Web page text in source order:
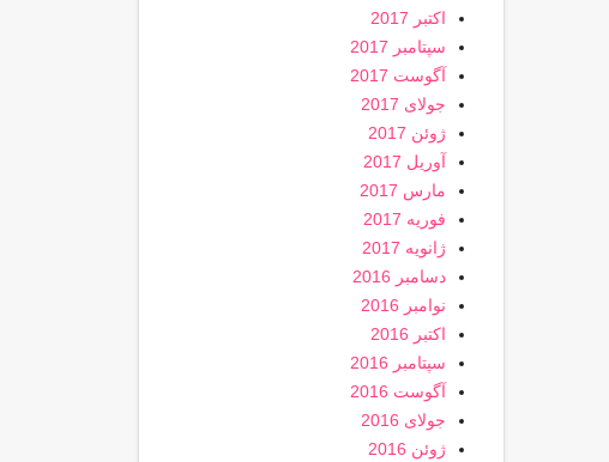
اکتبر 2017
سپتامبر 2017
آگوست 2017
جولای 2017
ژوئن 2017
آوریل 2017
مارس 2017
فوریه 2017
ژانویه 2017
دسامبر 2016
نوامبر 2016
اکتبر 2016
سپتامبر 2016
آگوست 2016
جولای 2016
ژوئن 2016